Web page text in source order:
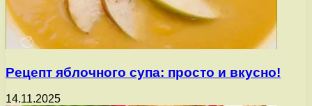
Рецепт яблочного супа: просто и вкусно!
14.11.2025